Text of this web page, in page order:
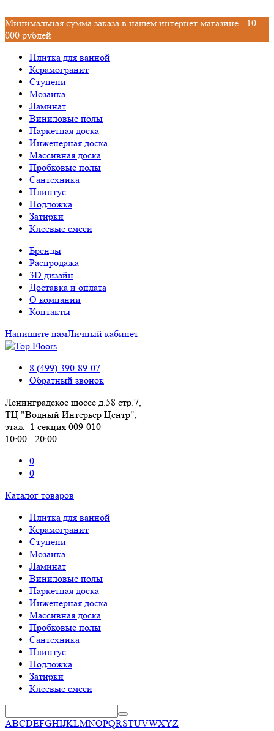
Минимальная сумма заказа в нашем интернет-магазине - 10
000 рублей
Плитка для ванной
Керамогранит
Ступени
Мозаика
Ламинат
Виниловые полы
Паркетная доска
Инженерная доска
Массивная доска
Пробковые полы
Сантехника
Плинтус
Подложка
Затирки
Клеевые смеси
Бренды
Распродажа
3D дизайн
Доставка и оплата
О компании
Контакты
Напишите намЛичный кабинет
8 (499) 390-89-07
Обратный звонок
Ленинградское шоссе д.58 стр.7,
ТЦ "Водный Интерьер Центр",
этаж -1 секция 009-010
10:00 - 20:00
0
0
Каталог товаров
Плитка для ванной
Керамогранит
Ступени
Мозаика
Ламинат
Виниловые полы
Паркетная доска
Инженерная доска
Массивная доска
Пробковые полы
Сантехника
Плинтус
Подложка
Затирки
Клеевые смеси
ABCDEFGHIJKLMNOPQRSTUVWXYZ